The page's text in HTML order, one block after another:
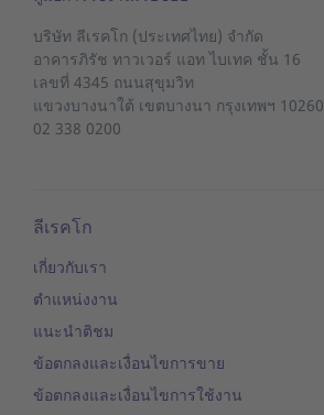
บริษัท ลีเรคโก (ประเทศไทย) จำกัด
อาคารภิรัช ทาวเวอร์ แอท ไบเทค ชั้น 16
เลขที่ 4345 ถนนสุขุมวิท
แขวงบางนาใต้ เขตบางนา กรุงเทพฯ 10260
02 338 0200
ลีเรคโก
เกี่ยวกับเรา
ตำแหน่งงาน
แนะนำติชม
ข้อตกลงและเงื่อนไขการขาย
ข้อตกลงและเงื่อนไขการใช้งาน